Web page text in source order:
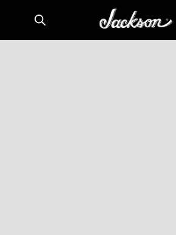
direttamente
ai contenuti